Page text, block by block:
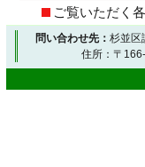
ご覧いただく
問い合わせ先： 杉並区
住所：〒166-